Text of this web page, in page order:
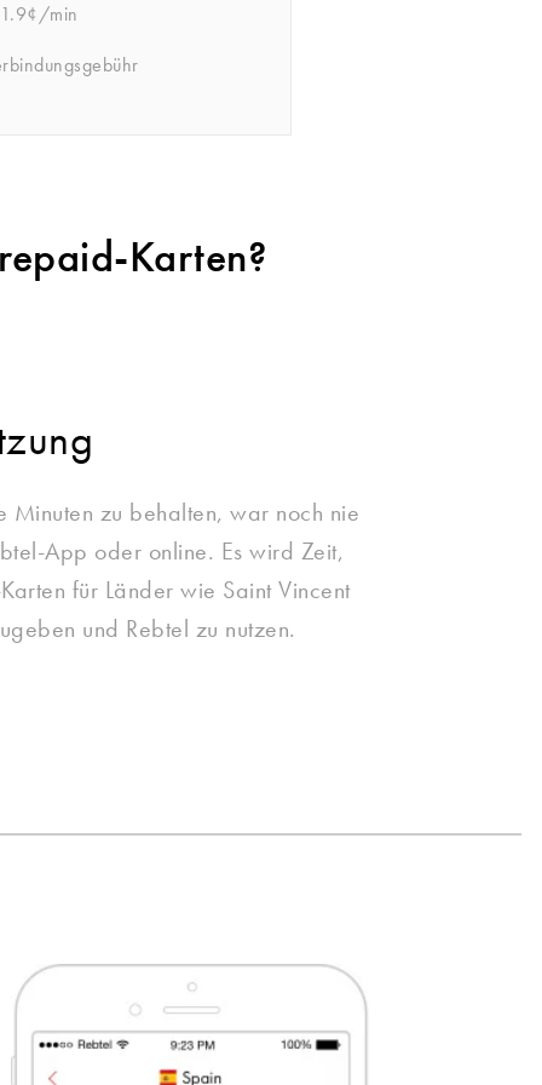
min
Karten?
Minuten zu behalten, war noch nie
App oder online. Es wird Zeit,
für Länder wie Saint Vincent
und Rebtel zu nutzen.